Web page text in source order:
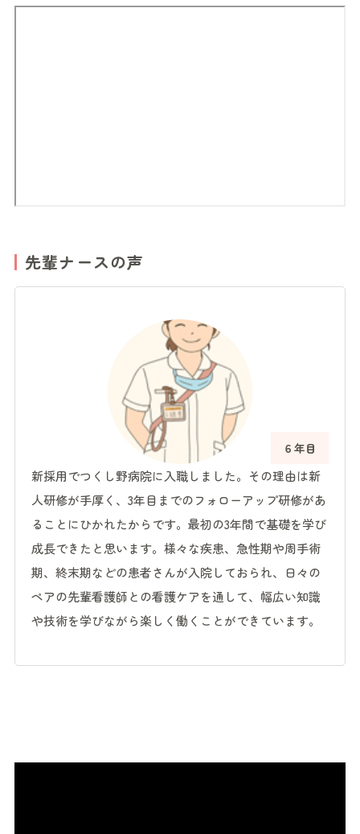
先輩ナースの声
６年目
新採用でつくし野病院に入職しました。その理由は新
人研修が手厚く、3年目までのフォローアップ研修があ
ることにひかれたからです。最初の3年間で基礎を学び
成長できたと思います。様々な疾患、急性期や周手術
期、終末期などの患者さんが入院しておられ、日々の
ペアの先輩看護師との看護ケアを通して、幅広い知識
や技術を学びながら楽しく働くことができています。